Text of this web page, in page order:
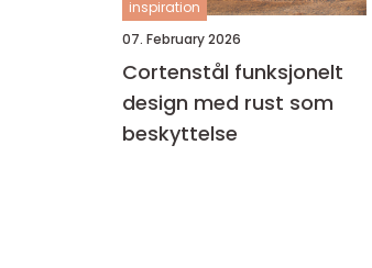
inspiration
07. February 2026
Cortenstål funksjonelt
design med rust som
beskyttelse